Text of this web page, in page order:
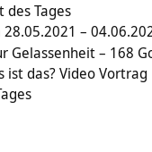
Tages
–
Gelassenheit – 168
ist das? Video Vortrag